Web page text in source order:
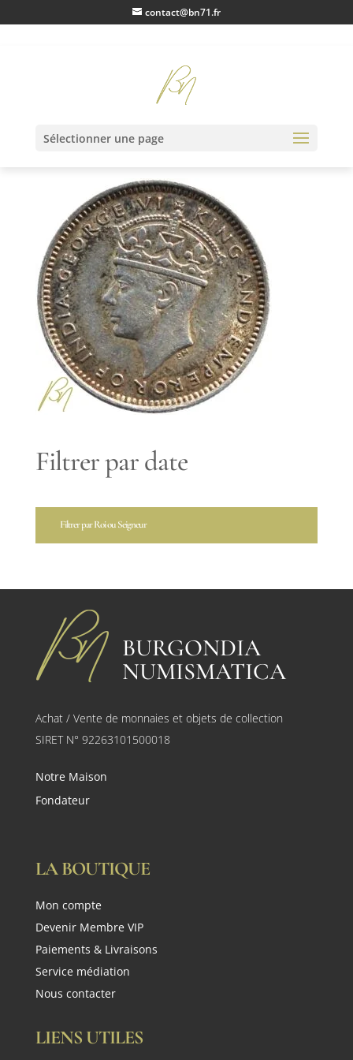
contact@bn71.fr
Sélectionner une page
IMG_1201
Filtrer par date
Filtrer par Roi ou Seigneur
BURGONDIA
NUMISMATICA
Achat / Vente de monnaies et objets de collection
SIRET N° 92263101500018
Notre Maison
Fondateur
LA BOUTIQUE
Mon compte
Devenir Membre VIP
Paiements & Livraisons
Service médiation
Nous contacter
LIENS UTILES